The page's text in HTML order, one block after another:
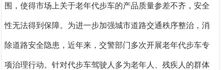
围，使得市场上关于老年代步车的产品质量参差不齐，安全
性无法得到保障。为进一步加强城市道路交通秩序整治，消
除道路安全隐患，近年来，交警部门多次开展老年代步车专
项治理行动。针对代步车驾驶人多为老年人、残疾人的群体